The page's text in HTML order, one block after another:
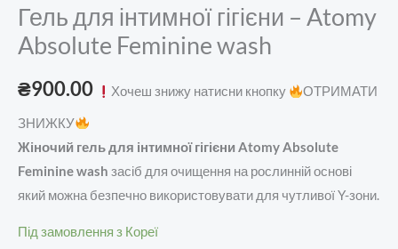
Гель для інтимної гігієни – Atomy
Absolute Feminine wash
₴900.00 Хочеш знижу натисни кнопку ОТРИМАТИ
ЗНИЖКУ
Жіночий гель для інтимної гігієни Atomy Absolute
Feminine wash засіб для очищення на рослинній основі
який можна безпечно використовувати для чутливої ​​Y-зони.
Під замовлення з Кореї